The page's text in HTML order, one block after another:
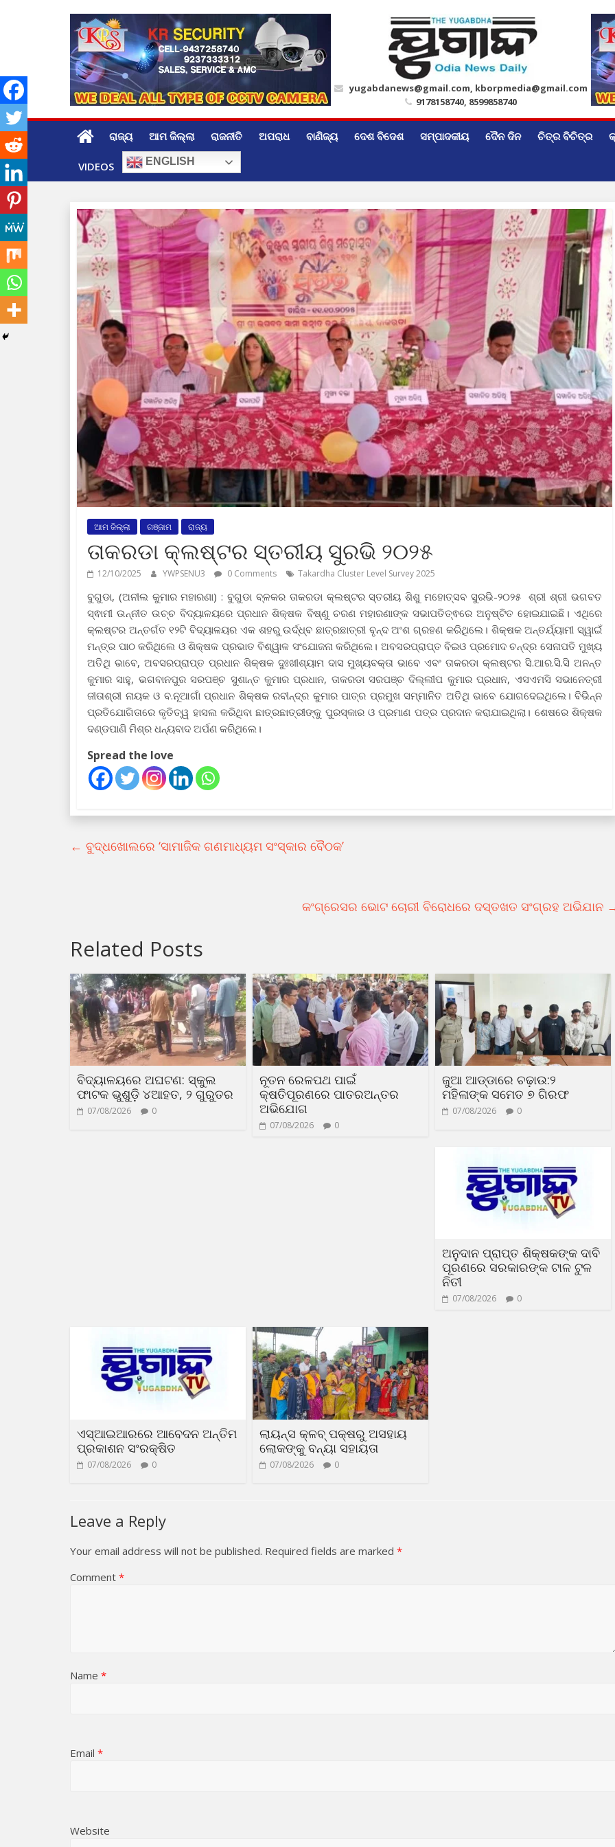
yugabdanews@gmail.com, kborpmedia@gmail.com
9178158740, 8599858740
ରାଜ୍ୟ ଆମ ଜିଲ୍ଲା ରାଜନୀତି ଅପରାଧ ବାଣିଜ୍ୟ ଦେଶ ବିଦେଶ ସମ୍ପାଦକୀୟ ଦୈନ ଦିନ ଚିତ୍ର ବିଚିତ୍ର
VIDEOS ENGLISH
ଆମ ଜିଲ୍ଲା ଗଞ୍ଜାମ ରାଜ୍ୟ
ତାକରଡା କ୍ଲଷ୍ଟର ସ୍ତରୀୟ ସୁରଭି ୨୦୨୫
12/10/2025 YWPSENU3 0 Comments Takardha Cluster Level Survey 2025
ବୁଗୁଡା, (ଅନୀଲ କୁମାର ମହାରଣା) : ବୁଗୁଡା ବ୍ଳକର ତାକରଡା କ୍ଲଷ୍ଟର ସ୍ତରୀୟ ଶିଶୁ ମହୋତ୍ସବ ସୁରଭି-୨୦୨୫ ଶ୍ରୀ ଶ୍ରୀ ଭଗବତ
ସ୍ଵାମୀ ଉନ୍ନୀତ ଉଚ୍ଚ ବିଦ୍ୟାଳୟରେ ପ୍ରଧାନ ଶିକ୍ଷକ ବିଷ୍ଣୁ ଚରଣ ମହାରଣାଙ୍କ ସଭାପତିତ୍ଵରେ ଅନୁଷ୍ଟିତ ହୋଇଯାଇଛି। ଏଥିରେ
କ୍ଲଷ୍ଟର ଅନ୍ତର୍ଗତ ୧୨ଟି ବିଦ୍ୟାଳୟର ଏକ ଶହରୁ ଉର୍ଦ୍ଧ୍ବ ଛାତ୍ରଛାତ୍ରୀ ବୃନ୍ଦ ଅଂଶ ଗ୍ରହଣ କରିଥିଲେ। ଶିକ୍ଷକ ଅନ୍ତର୍ଯ୍ୟାମୀ ସ୍ୱାଇଁ
ମନ୍ତ୍ର ପାଠ କରିଥିଲେ ଓ ଶିକ୍ଷକ ପ୍ରଭାତ ବିଶ୍ୱାଳ ସଂଯୋଜନା କରିଥିଲେ। ଅବସରପ୍ରାପ୍ତ ବିଇଓ ପ୍ରମୋଦ ଚନ୍ଦ୍ର ସେନାପତି ମୁଖ୍ୟ
ଅତିଥି ଭାବେ, ଅବସରପ୍ରାପ୍ତ ପ୍ରଧାନ ଶିକ୍ଷକ ଦୁଃଖୀଶ୍ୟାମ ଦାସ ମୁଖ୍ୟବକ୍ତା ଭାବେ ଏବଂ ତାକରଡା କ୍ଲଷ୍ଟର ସି.ଆର.ସି.ସି ଅନନ୍ତ
କୁମାର ସାହୁ, ଭଗବାନପୁର ସରପଞ୍ଚ ସୁଶାନ୍ତ କୁମାର ପ୍ରଧାନ, ତାକରଡା ସରପଞ୍ଚ ଦିଲ୍ଲୀପ କୁମାର ପ୍ରଧାନ, ଏସଏମସି ସଭାନେତ୍ରୀ
ଜୀତାଶ୍ରୀ ନାୟକ ଓ ବ.ନୂଆଗାଁ ପ୍ରଧାନ ଶିକ୍ଷକ ରବୀନ୍ଦ୍ର କୁମାର ପାତ୍ର ପ୍ରମୁଖ ସମ୍ମାନିତ ଅତିଥି ଭାବେ ଯୋଗଦେଇଥିଲେ। ବିଭିନ୍ନ
ପ୍ରତିଯୋଗିତାରେ କୃତିତ୍ୱ ହାସଲ କରିଥିବା ଛାତ୍ରଛାତ୍ରୀଙ୍କୁ ପୁରସ୍କାର ଓ ପ୍ରମାଣ ପତ୍ର ପ୍ରଦାନ କରାଯାଇଥିଲା। ଶେଷରେ ଶିକ୍ଷକ
ଦଣ୍ଡପାଣି ମିଶ୍ର ଧନ୍ୟବାଦ ଅର୍ପଣ କରିଥିଲେ।
Spread the love
← ବୁଦ୍ଧଖୋଲରେ ‘ସାମାଜିକ ଗଣମାଧ୍ୟମ ସଂସ୍କାର ବୈଠକ’
କଂଗ୍ରେସର ଭୋଟ ଚୋରୀ ବିରୋଧରେ ଦସ୍ତଖତ ସଂଗ୍ରହ ଅଭିଯାନ
Related Posts
ବିଦ୍ୟାଳୟରେ ଅଘଟଣ: ସ୍କୁଲ
ଫାଟକ ଭୁଶୁଡ଼ି ୪ଆହତ, ୨ ଗୁରୁତର
07/08/2026 0
ନୂତନ ରେଳପଥ ପାଇଁ
କ୍ଷତିପୂରଣରେ ପାତରଅନ୍ତର
ଅଭିଯୋଗ
07/08/2026 0
ଜୁଆ ଆଡ୍ଡାରେ ଚଢ଼ାଉ:୨
ମହିଳାଙ୍କ ସମେତ ୭ ଗିରଫ
07/08/2026 0
ଅନୁଦାନ ପ୍ରାପ୍ତ ଶିକ୍ଷକଙ୍କ ଦାବି
ପୂରଣରେ ସରକାରଙ୍କ ଟାଳ ଟୁଳ
ନିତୀ
07/08/2026 0
ଏସ୍‌ଆଇଆରରେ ଆବେଦନ ଅନ୍ତିମ
ପ୍ରକାଶନ ସଂରକ୍ଷିତ
07/08/2026 0
ଲାୟନ୍ସ କ୍ଳବ୍ ପକ୍ଷରୁ ଅସହାୟ
ଲୋକଙ୍କୁ ବନ୍ୟା ସହାୟତା
07/08/2026 0
Leave a Reply
Your email address will not be published. Required fields are marked *
Comment *
Name *
Email *
Website